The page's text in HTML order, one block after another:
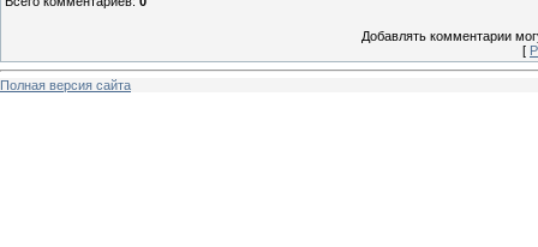
Добавлять комментарии
[
Полная версия сайта